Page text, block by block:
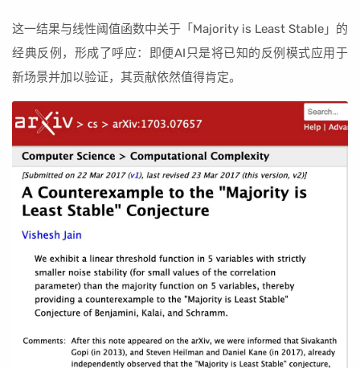
这一结果与线性阈值函数中关于「Majority is Least Stable」的
经典反例，形成了呼应：即便AI只是将已知的反例模式应用于
新场景并加以验证，其贡献依然值得肯定。